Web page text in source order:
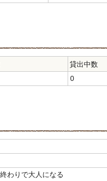
貸出中数
0
わりで大人になる